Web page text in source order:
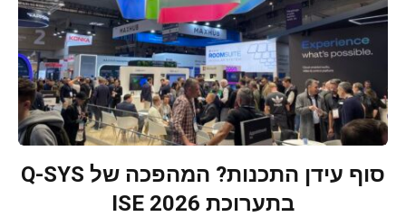
סוף עידן התכנות? המהפכה של Q-SYS
בתערוכת ISE 2026